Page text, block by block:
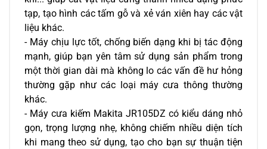
tạp, tạo hình các tấm gỗ và xẻ ván xiên hay các vật
liệu khác.
- Máy chịu lực tốt, chống biến dạng khi bị tác động
mạnh, giúp bạn yên tâm sử dụng sản phẩm trong
một thời gian dài mà không lo các vấn đề hư hỏng
thường gặp như các loại máy cưa thông thường
khác.
- Máy cưa kiếm Makita JR105DZ có kiểu dáng nhỏ
gọn, trọng lượng nhẹ, không chiếm nhiều diện tích
khi mang theo sử dụng, tạo cho bạn sự thuận tiện